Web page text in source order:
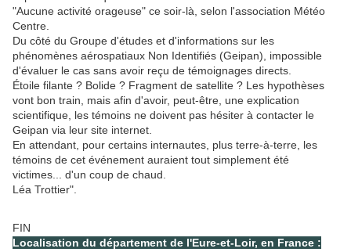
"Aucune activité orageuse" ce soir-là, selon l'association Météo
Centre.
Du côté du Groupe d'études et d'informations sur les
phénomènes aérospatiaux Non Identifiés (Geipan), impossible
d'évaluer le cas sans avoir reçu de témoignages directs.
Étoile filante ? Bolide ? Fragment de satellite ? Les hypothèses
vont bon train, mais afin d'avoir, peut-être, une explication
scientifique, les témoins ne doivent pas hésiter à contacter le
Geipan via leur site internet.
En attendant, pour certains internautes, plus terre-à-terre, les
témoins de cet événement auraient tout simplement été
victimes... d'un coup de chaud.
Léa Trottier".
FIN
Localisation du département de l'Eure-et-Loir, en France :